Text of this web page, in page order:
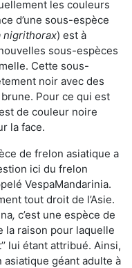
les couleurs
d’une sous-espèce
nigrithorax) est à
sous-espèces
Cette sous-
noir avec des
Pour ce qui est
de couleur noire
la face.
de frelon asiatique a
ici du frelon
VespaMandarinia.
tout droit de l’Asie.
, c’est une espèce de
la raison pour laquelle
lui étant attribué. Ainsi,
asiatique géant adulte à